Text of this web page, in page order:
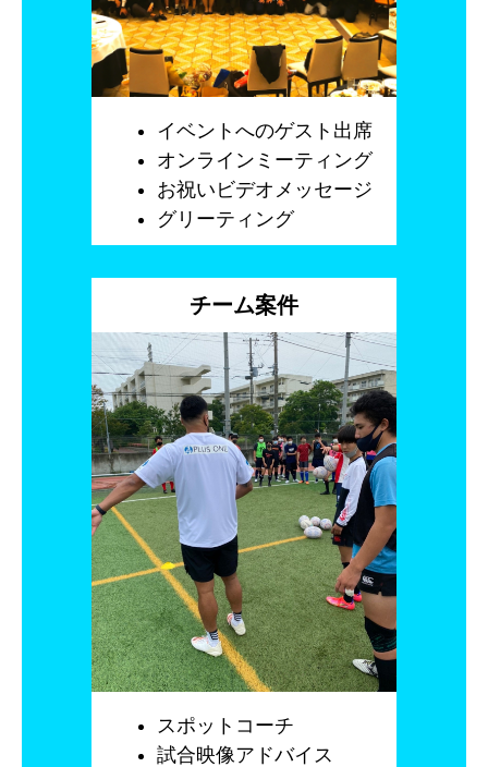
イベントへのゲスト出席
オンラインミーティング
お祝いビデオメッセージ
グリーティング
チーム案件
スポットコーチ
試合映像アドバイス